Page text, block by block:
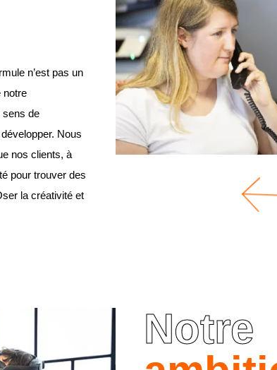
n’est pas un
notre
sens de
Nous
nos clients, à
pour trouver des
la créativité et
Notre